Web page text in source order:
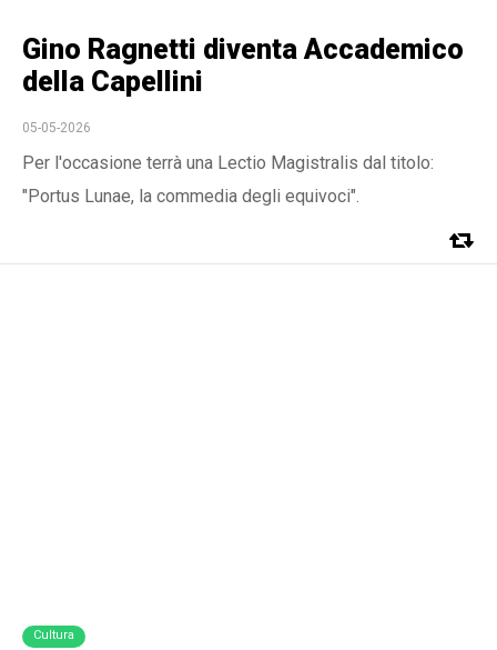
Gino Ragnetti diventa Accademico
della Capellini
05-05-2026
Per l'occasione terrà una Lectio Magistralis dal titolo:
"Portus Lunae, la commedia degli equivoci".
Cultura